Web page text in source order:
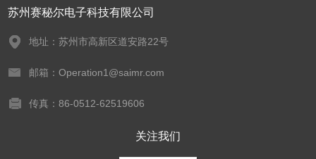
苏州赛秘尔电子科技有限公司
地址：苏州市高新区道安路22号
邮箱：Operation1@saimr.com
传真：86-0512-62519606
关注我们